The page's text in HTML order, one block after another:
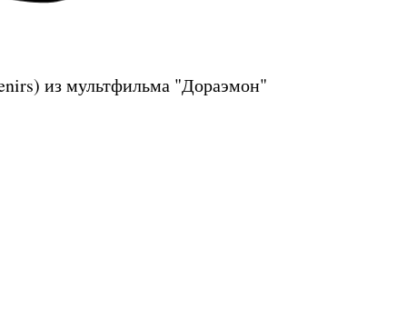
из мультфильма "Дораэмон"